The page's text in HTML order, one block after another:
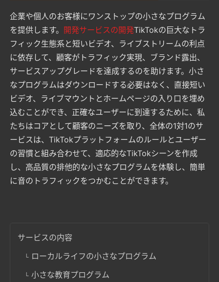
企業や個人のお客様にワンストップの小さなプログラム
を提供します。 開発サービスの開発TikTokの巨大なトラ
フィック生態系と短いビデオ、ライブストリームの利点
に依存して、顧客がトラフィック実現、ブランド露出、
サービスアップグレードを達成するのを助けます。小さ
なプログラムはダウンロードする必要はなく、直接短い
ビデオ、ライブマウントとホームページの入り口を埋め
込むことができ、正確なユーザーに到達するために、私
たちはコアとして顧客のニーズを取り、全体の1対1のサ
ービスは、TikTokプラットフォームのルールとユーザー
の習慣と組み合わせて、適応的なTikTokシーンを作成
し、高品質の排他的な小さなプログラムを体験し、簡単
に音のトラフィックをつかむことができます。
サービスの内容
ローカルライフの小さなプログラム
小さな教育プログラム